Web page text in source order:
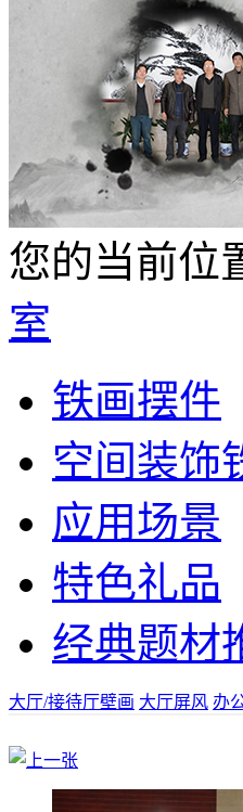
您的当前位
室
铁画摆件
空间装饰
应用场景
特色礼品
经典题材
大厅/接待厅壁画 大厅屏风 办